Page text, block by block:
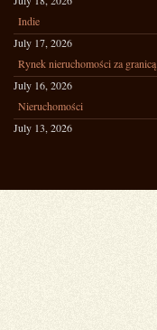
Indie
July 17, 2026
Rynek nieruchomości za granicą
July 16, 2026
Nieruchomości
July 13, 2026